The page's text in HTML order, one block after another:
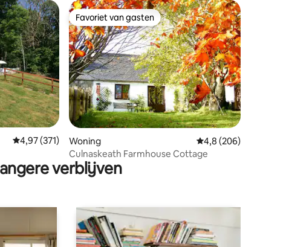
recensies
Gemiddelde beoordeling van 4,97 op 5, 371 recensies
4,97 (371)
Favoriet van gasten
Favoriet van gasten
Woning Gemiddelde
4,8 (206)
Culnaskeath Farmhouse Cottage
verblijven